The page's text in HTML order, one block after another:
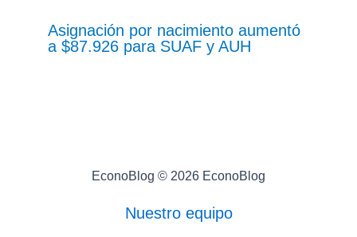
Asignación por nacimiento aumentó
a $87.926 para SUAF y AUH
EconoBlog © 2026 EconoBlog
Nuestro equipo